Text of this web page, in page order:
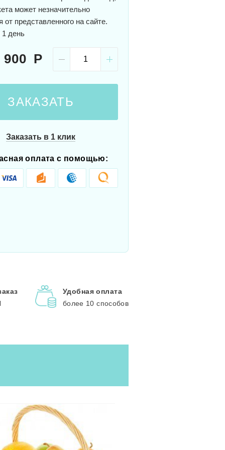
может незначительно
от представленного на сайте.
1 день
900
ЗАКАЗАТЬ
Заказать в 1 клик
оплата с помощью:
Удобная оплата
более 10 способов